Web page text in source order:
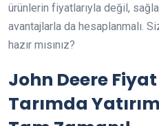
ürünlerin fiyatlarıyla değil,
avantajlarla da hesaplanmalı.
hazır mısınız?
John Deere
Tarımda